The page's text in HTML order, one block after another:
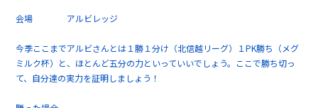
会場 アルビレッジ
今季ここまでアルビさんとは１勝１分け（北信越リーグ）１PK勝ち（メグ
ミルク杯）と、ほとんど五分の力といっていいでしょう。ここで勝ち切っ
て、自分達の実力を証明しましょう！